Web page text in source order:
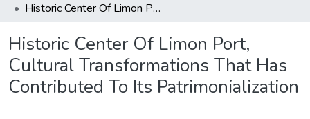
Historic Center Of Limon Port, Cultural Transformations That Has Contributed To Its Patrimonialization
Historic Center Of Limon Port,
Cultural Transformations That Has
Contributed To Its Patrimonialization